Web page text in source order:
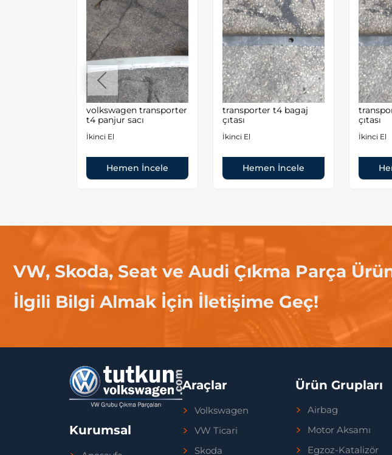
volkswagen transporter
t4 panjur sacı
İkinci El
Hemen İncele
transporter t4 bagaj
çıtası
İkinci El
Hemen İncele
çıtası
İkinci El
VW, Skoda, Seat ve Audi Çıkma Parça
İlgili Bilgi Almak İçin İletişime Geç!
Kurumsal
Araçlar
Volkswagen
VW Ticari
Skoda
Ürün Grupları
Airbag
Motor Aksamı
Egzoz-Katalizör